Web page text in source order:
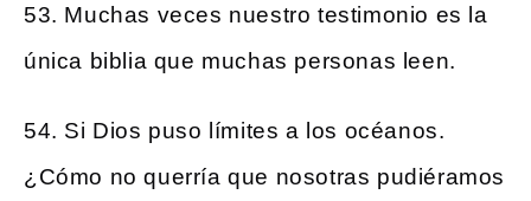
53. Muchas veces nuestro testimonio es la
única biblia que muchas personas leen.
54. Si Dios puso límites a los océanos.
¿Cómo no querría que nosotras pudiéramos